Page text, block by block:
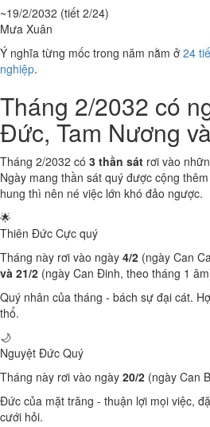
~19/2/2032 (tiết 2/24)
Mưa Xuân
Ý nghĩa từng mốc trong năm nằm ở 24
nghiệp.
Tháng 2/2032 có
Đức, Tam Nương
Tháng 2/2032 có 3 thần sát rơi vào
Ngày mang thần sát quý được cộng
hung thì nên né việc lớn khó đảo ngược.
🌟
Thiên Đức Cực quý
Tháng này rơi vào ngày 4/2 (ngày Can
và 21/2 (ngày Can Đinh, theo tháng 1
Quý nhân của tháng - bách sự đại cát.
thổ.
🌙
Nguyệt Đức Quý
Tháng này rơi vào ngày 20/2 (ngày Can
Đức của mặt trăng - thuận lợi mọi việc,
cưới hỏi.